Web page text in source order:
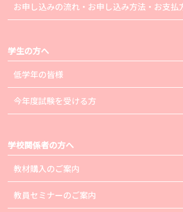
お申し込みの流れ・お申し込み方法・お支払
学生の方へ
低学年の皆様
今年度試験を受ける方
学校関係者の方へ
教材購入のご案内
教員セミナーのご案内